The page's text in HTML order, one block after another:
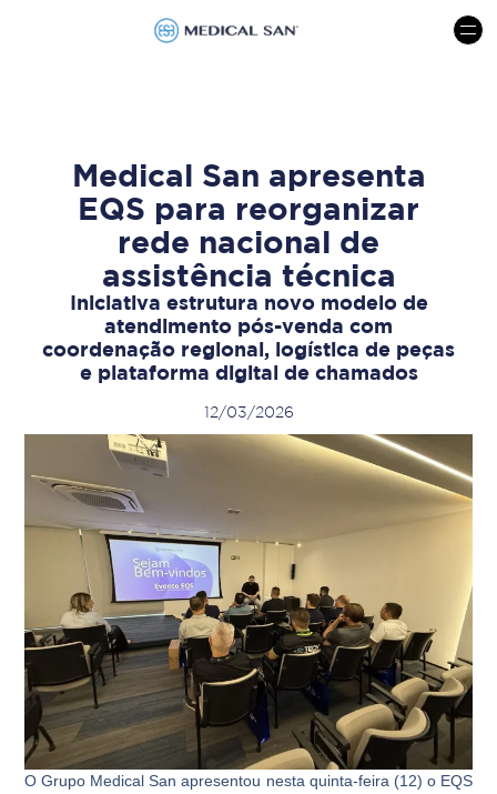
menu
Medical San apresenta
EQS para reorganizar
rede nacional de
assistência técnica
Iniciativa estrutura novo modelo de
atendimento pós-venda com
coordenação regional, logística de peças
e plataforma digital de chamados
12/03/2026
O Grupo Medical San apresentou nesta quinta-feira (12) o EQS